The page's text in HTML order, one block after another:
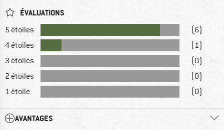
ÉVALUATIONS
5 étoiles
(6)
4 étoiles
(1)
3 étoiles
(0)
2 étoiles
(0)
1 étoile
(0)
AVANTAGES